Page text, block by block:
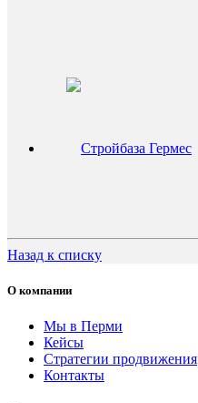
Назад к списку
О компании
Мы в Перми
Кейсы
Стратегии продвижения
Контакты